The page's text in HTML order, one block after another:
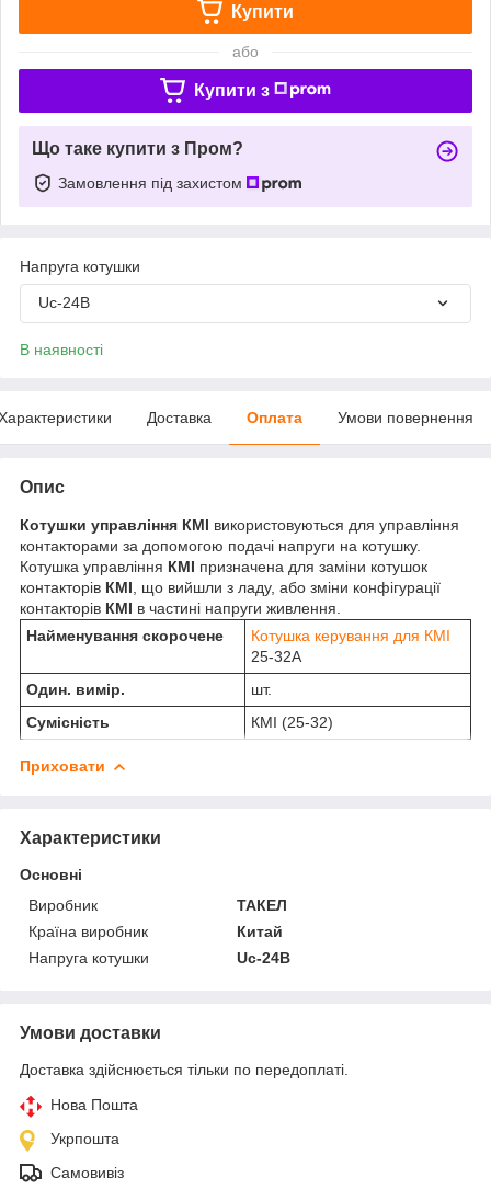
Купити
або
Купити з
Що таке купити з Пром?
Замовлення під захистом
Напруга котушки
Uc-24В
В наявності
Доставка Оплата Умови повернення
Опис
Котушки управління КМІ використовуються для управління
контакторами за допомогою подачі напруги на котушку.
Котушка управління КМІ призначена для заміни котушок
контакторів КМІ , що вийшли з ладу, або зміни конфігурації
контакторів КМІ в частині напруги живлення.
Найменування скорочене
Котушка керування для КМІ
25-32А
Один. вимір.
шт.
Сумісність
КМІ (25-32)
Приховати
Характеристики
Основні
Виробник
ТАКЕЛ
Країна виробник
Китай
Напруга котушки
Uc-24В
Умови доставки
Доставка здійснюється тільки по передоплаті.
Нова Пошта
Укрпошта
Самовивіз